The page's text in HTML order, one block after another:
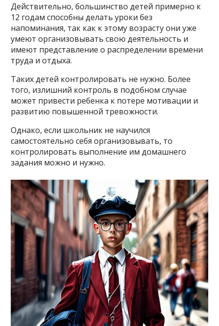
Действительно, большинство детей примерно к
12 годам способны делать уроки без
напоминания, так как к этому возрасту они уже
умеют организовывать свою деятельность и
имеют представление о распределении времени
труда и отдыха.
Таких детей контролировать не нужно. Более
того, излишний контроль в подобном случае
может привести ребенка к потере мотивации и
развитию повышенной тревожности.
Однако, если школьник не научился
самостоятельно себя организовывать, то
контролировать выполнение им домашнего
задания можно и нужно.